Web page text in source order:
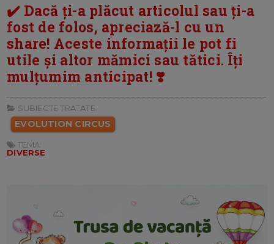
✔️ Dacă ți-a plăcut articolul sau ți-a
fost de folos, apreciază-l cu un
share! Aceste informații le pot fi
utile și altor mămici sau tătici. Îți
mulțumim anticipat! ❣️
SUBIECTE TRATATE:
EVOLUTION CIRCUS
TEMA:
DIVERSE